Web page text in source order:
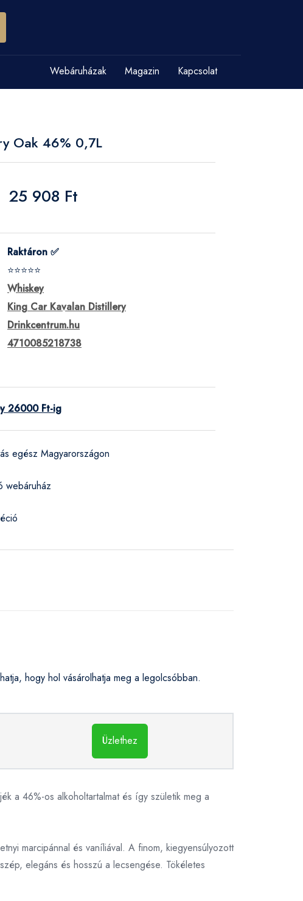
Webáruházak Magazin Kapcsolat
Oak 46% 0,7L
25 908 Ft
Raktáron ✅
⭐⭐⭐⭐⭐
Whiskey
King Car Kavalan Distillery
Drinkcentrum.hu
4710085218738
26000 Ft-ig
egész Magyarországon
webáruház
hogy hol vásárolhatja meg a legolcsóbban.
Üzlethez
a 46%-os alkoholtartalmat és így születik meg a
marcipánnal és vaníliával. A finom, kiegyensúlyozott
elegáns és hosszú a lecsengése. Tökéletes